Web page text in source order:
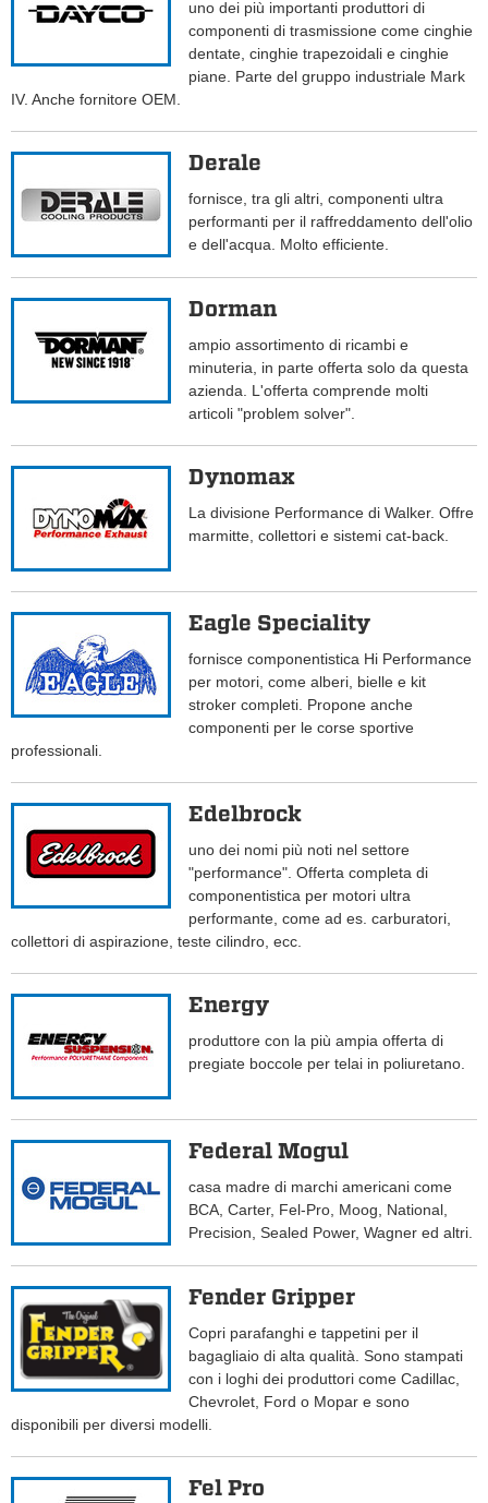
uno dei più importanti produttori di
componenti di trasmissione come cinghie
dentate, cinghie trapezoidali e cinghie
piane. Parte del gruppo industriale Mark
IV. Anche fornitore OEM.
Derale
fornisce, tra gli altri, componenti ultra
performanti per il raffreddamento dell'olio
e dell'acqua. Molto efficiente.
Dorman
ampio assortimento di ricambi e
minuteria, in parte offerta solo da questa
azienda. L'offerta comprende molti
articoli "problem solver".
Dynomax
La divisione Performance di Walker. Offre
marmitte, collettori e sistemi cat-back.
Eagle Speciality
fornisce componentistica Hi Performance
per motori, come alberi, bielle e kit
stroker completi. Propone anche
componenti per le corse sportive
professionali.
Edelbrock
uno dei nomi più noti nel settore
"performance". Offerta completa di
componentistica per motori ultra
performante, come ad es. carburatori,
collettori di aspirazione, teste cilindro, ecc.
Energy
produttore con la più ampia offerta di
pregiate boccole per telai in poliuretano.
Federal Mogul
casa madre di marchi americani come
BCA, Carter, Fel-Pro, Moog, National,
Precision, Sealed Power, Wagner ed altri.
Fender Gripper
Copri parafanghi e tappetini per il
bagagliaio di alta qualità. Sono stampati
con i loghi dei produttori come Cadillac,
Chevrolet, Ford o Mopar e sono
disponibili per diversi modelli.
Fel Pro